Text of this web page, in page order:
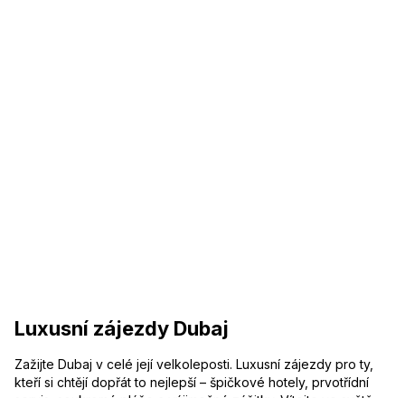
Luxusní zájezdy Dubaj
Zažijte Dubaj v celé její velkoleposti. Luxusní zájezdy pro ty,
kteří si chtějí dopřát to nejlepší – špičkové hotely, prvotřídní